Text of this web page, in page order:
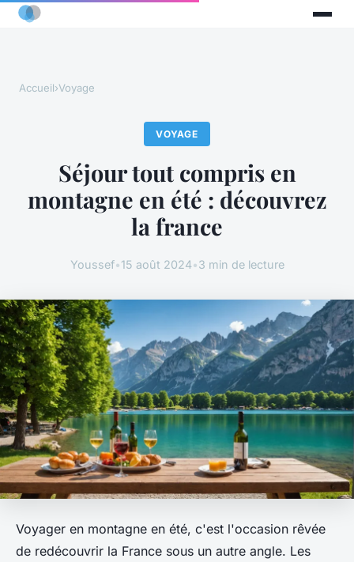
Accueil›Voyage
VOYAGE
Séjour tout compris en
montagne en été : découvrez
la france
Youssef•15 août 2024•3 min de lecture
Voyager en montagne en été, c'est l'occasion rêvée
de redécouvrir la France sous un autre angle. Les